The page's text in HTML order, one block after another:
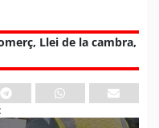
, Llei de la cambra,